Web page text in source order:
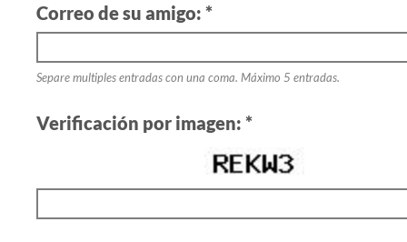
Correo de su amigo: *
Separe multiples entradas con una coma. Máximo 5 entradas.
Verificación por imagen: *